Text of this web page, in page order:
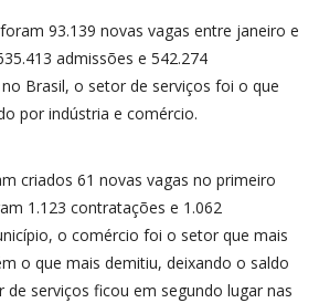
93.139 novas vagas entre janeiro e
admissões e 542.274
Brasil, o setor de serviços foi o que
por indústria e comércio.
criados 61 novas vagas no primeiro
1.123 contratações e 1.062
o comércio foi o setor que mais
o que mais demitiu, deixando o saldo
serviços ficou em segundo lugar nas